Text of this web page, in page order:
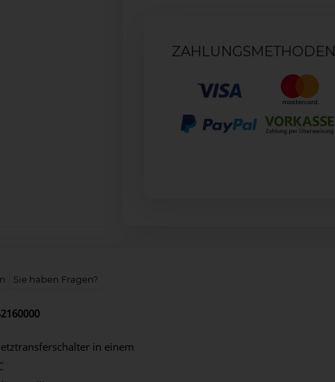
ZAHLUNGSMETHODEN
Sie haben Fragen?
in einem